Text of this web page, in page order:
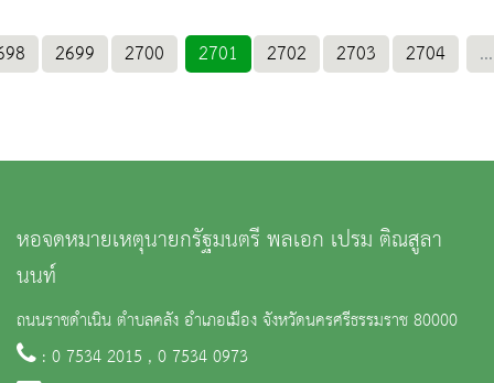
2699 2700 2701 2702 2703 2704 ...
หอจดหมายเหตุนายกรัฐมนตรี พลเอก เปรม ติณสูลา
นนท์
ถนนราชดำเนิน ตำบลคลัง อำเภอเมือง จังหวัดนครศรีธรรมราช 80000
: 0 7534 2015 , 0 7534 0973